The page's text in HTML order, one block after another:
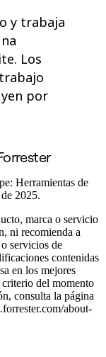
y trabaja
Los
por
Herramientas de
2025.
marca o servicio
ni recomienda a
servicios de
contenidas
en los mejores
del momento
consulta la página
about-